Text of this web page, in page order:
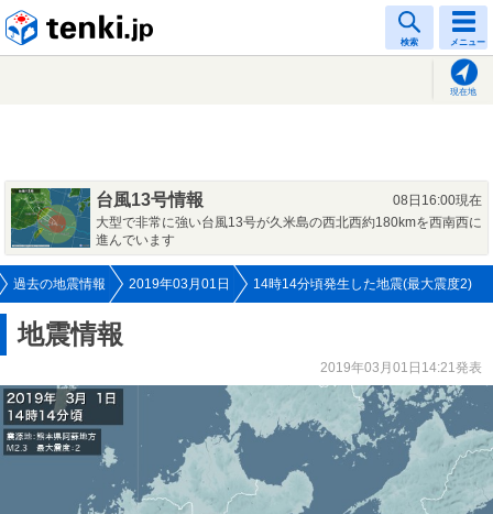
検索 メニュー
現在地
台風13号情報
08日16:00現在
大型で非常に強い台風13号が久米島の西北西約180kmを西南西に
進んでいます
過去の地震情報 2019年03月01日 14時14分頃発生した地震(最大震度2)
地震情報
2019年03月01日14:21発表